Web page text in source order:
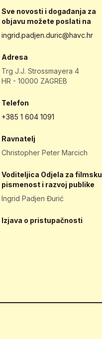
Sve novosti i događanja za
objavu možete poslati na
ingrid.padjen.duric@havc.hr
Adresa
Trg J.J. Strossmayera 4
HR - 10000 ZAGREB
Telefon
+385 1 604 1091
Ravnatelj
Christopher Peter Marcich
Voditeljica Odjela za filmsku
pismenost i razvoj publike
Ingrid Padjen Đurić
Izjava o pristupačnosti